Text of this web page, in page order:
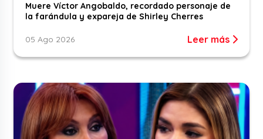
Muere Víctor Angobaldo, recordado personaje de
la farándula y expareja de Shirley Cherres
05 Ago 2026 Leer más